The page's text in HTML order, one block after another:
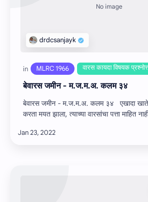
बेवारस जमीन - म.ज.म.अ. कलम ३४
बेवारस जमीन - म.ज.म.अ. कलम ३४ एखादा खातेदार मृत्युपत्र न
करता मयत झाला, त्‍याच्‍या वारसांचा पत्ता माहित